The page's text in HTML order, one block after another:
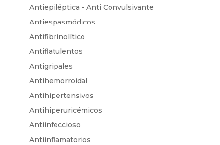
Antiepiléptica - Anti Convulsivante
Antiespasmódicos
Antifibrinolítico
Antiflatulentos
Antigripales
Antihemorroidal
Antihipertensivos
Antihiperuricémicos
Antiinfeccioso
Antiinflamatorios